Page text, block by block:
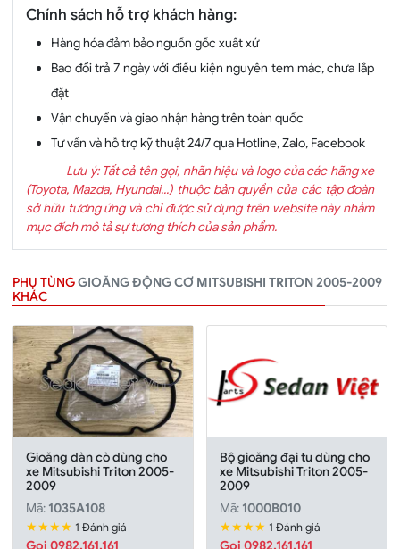
Chính sách hỗ trợ khách hàng:
Hàng hóa đảm bảo nguồn gốc xuất xứ
Bao đổi trả 7 ngày với điều kiện nguyên tem mác, chưa lắp
đặt
Vận chuyển và giao nhận hàng trên toàn quốc
Tư vấn và hỗ trợ kỹ thuật 24/7 qua Hotline, Zalo, Facebook
Lưu ý: Tất cả tên gọi, nhãn hiệu và logo của các hãng xe
(Toyota, Mazda, Hyundai...) thuộc bản quyền của các tập đoàn
sở hữu tương ứng và chỉ được sử dụng trên website này nhằm
mục đích mô tả sự tương thích của sản phẩm.
PHỤ TÙNGGIOĂNG ĐỘNG CƠ MITSUBISHI TRITON 2005-2009
KHÁC
Gioăng dàn cò dùng cho
xe Mitsubishi Triton 2005-
2009
Mã: 1035A108
★★★★ 1 Đánh giá
Gọi 0982.161.161
Bộ gioăng đại tu dùng cho
xe Mitsubishi Triton 2005-
2009
Mã: 1000B010
★★★★ 1 Đánh giá
Gọi 0982.161.161